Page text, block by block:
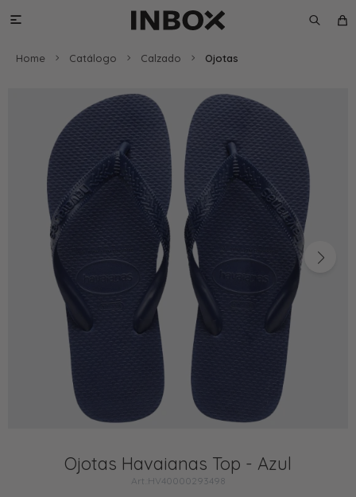

Home Catálogo Calzado Ojotas
Ojotas Havaianas Top - Azul
HV40000293498